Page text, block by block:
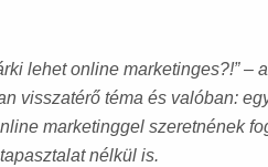
lehet online marketinges?!” –
visszatérő téma és valóban:
marketinggel szeretnének
nélkül is.